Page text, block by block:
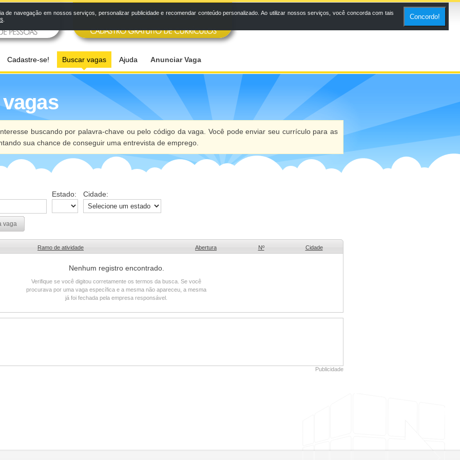
Cadastre-se! Buscar vagas Ajuda Anunciar Vaga
buscando por palavra-chave ou pelo código da vaga. Você pode enviar seu currículo para as
sua chance de conseguir uma entrevista de emprego.
Estado: Cidade:
vaga
Ramo de atividade Abertura Nº Cidade
Nenhum registro encontrado.
Verifique se você digitou corretamente os termos da busca. Se você
procurava por uma vaga específica e a mesma não apareceu, a mesma
já foi fechada pela empresa responsável.
Publicidade
navegação em nossos serviços, personalizar publicidade e recomendar conteúdo personalizado. Ao utilizar nossos serviços, você concorda com tais
Concordo!